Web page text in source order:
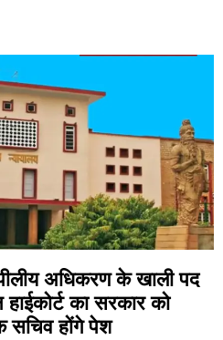
अधिकरण के खाली पद
का सरकार को
सचिव होंगे पेश